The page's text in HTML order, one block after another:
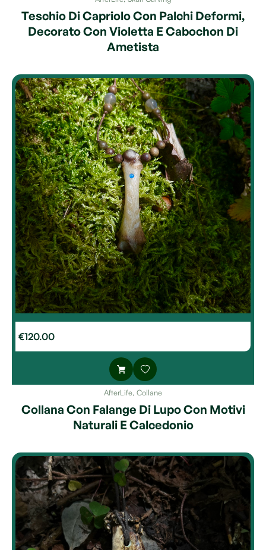
Teschio Di Capriolo Con Palchi Deformi,
Decorato Con Violetta E Cabochon Di
Ametista
€120.00
AfterLife, Collane
Collana Con Falange Di Lupo Con Motivi
Naturali E Calcedonio